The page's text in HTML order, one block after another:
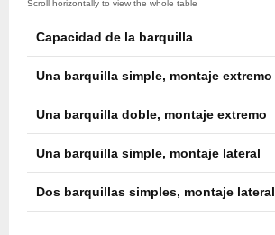
Capacidad de la barquilla
Una barquilla simple, montaje extremo
Una barquilla doble, montaje extremo
Una barquilla simple, montaje lateral
Dos barquillas simples, montaje lateral